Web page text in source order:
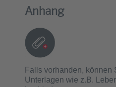
Anhang
Falls vorhanden, können
Unterlagen wie z.B.